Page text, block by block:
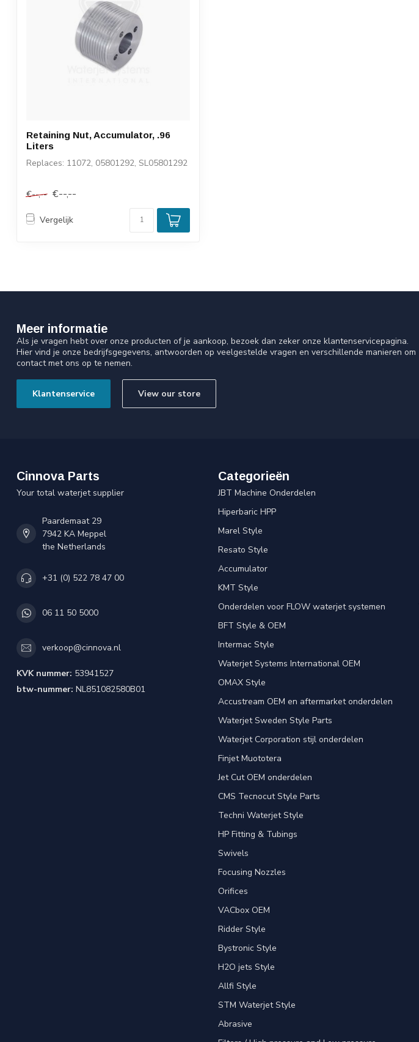
Retaining Nut, Accumulator, .96
Liters
Replaces: 11072, 05801292, SL05801292
€--,-- €--,--
Vergelijk
Meer informatie
Als je vragen hebt over onze producten of je aankoop, bezoek dan zeker onze klantenservicepagina.
Hier vind je onze bedrijfsgegevens, antwoorden op veelgestelde vragen en verschillende manieren om
contact met ons op te nemen.
Klantenservice View our store
Cinnova Parts
Your total waterjet supplier
Paardemaat 29
7942 KA Meppel
the Netherlands
+31 (0) 522 78 47 00
06 11 50 5000
verkoop@cinnova.nl
KVK nummer: 53941527
btw-nummer: NL851082580B01
Categorieën
JBT Machine Onderdelen
Hiperbaric HPP
Marel Style
Resato Style
Accumulator
KMT Style
Onderdelen voor FLOW waterjet systemen
BFT Style & OEM
Intermac Style
Waterjet Systems International OEM
OMAX Style
Accustream OEM en aftermarket onderdelen
Waterjet Sweden Style Parts
Waterjet Corporation stijl onderdelen
Finjet Muototera
Jet Cut OEM onderdelen
CMS Tecnocut Style Parts
Techni Waterjet Style
HP Fitting & Tubings
Swivels
Focusing Nozzles
Orifices
VACbox OEM
Ridder Style
Bystronic Style
H2O jets Style
Allfi Style
STM Waterjet Style
Abrasive